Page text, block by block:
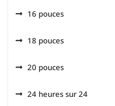
16 pouces
18 pouces
20 pouces
24 heures sur 24